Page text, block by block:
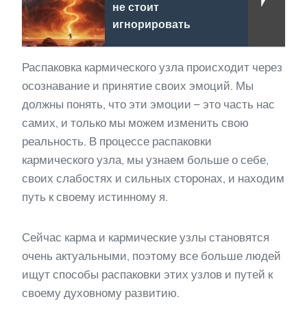
не стоит
игнорировать
Распаковка кармического узла происходит через
осознавание и принятие своих эмоций. Мы
должны понять, что эти эмоции – это часть нас
самих, и только мы можем изменить свою
реальность. В процессе распаковки
кармического узла, мы узнаем больше о себе,
своих слабостях и сильных сторонах, и находим
путь к своему истинному я.
Сейчас карма и кармические узлы становятся
очень актуальными, поэтому все больше людей
ищут способы распаковки этих узлов и путей к
своему духовному развитию.